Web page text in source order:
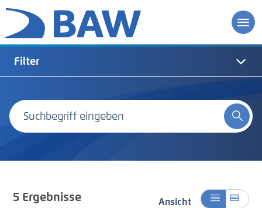
Filter
5Ergebnisse Ansicht